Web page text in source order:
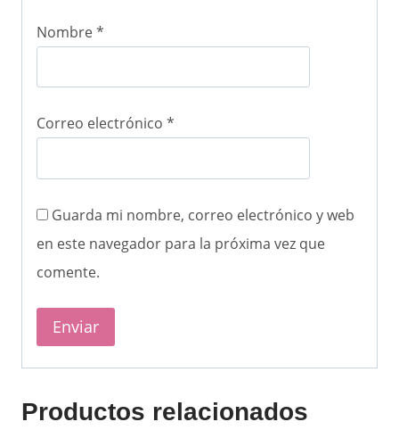
Nombre*
Correo electrónico *
Guarda mi nombre, correo electrónico y web
en este navegador para la próxima vez que
comente.
Productos relacionados